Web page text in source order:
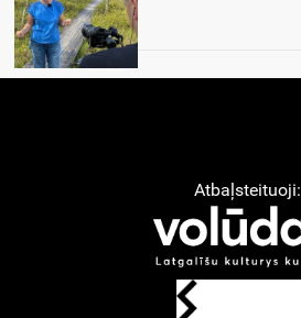
Atbaļsteituoji: